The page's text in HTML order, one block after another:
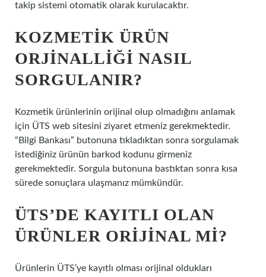
takip sistemi otomatik olarak kurulacaktır.
KOZMETIK ÜRÜN
ORJINALLIĞI NASIL
SORGULANIR?
Kozmetik ürünlerinin orijinal olup olmadığını anlamak
için ÜTS web sitesini ziyaret etmeniz gerekmektedir.
“Bilgi Bankası” butonuna tıkladıktan sonra sorgulamak
istediğiniz ürünün barkod kodunu girmeniz
gerekmektedir. Sorgula butonuna bastıktan sonra kısa
sürede sonuçlara ulaşmanız mümkündür.
ÜTS’DE KAYITLI OLAN
ÜRÜNLER ORIJINAL MI?
Ürünlerin ÜTS’ye kayıtlı olması orijinal oldukları